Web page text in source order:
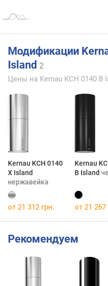
Модификации
Island 2
Цены на Kernau KCH 0140 B
Kernau KCH 0140
X Island
нержавейка
Kernau
B Island
от 21 312 грн. от 21 267
Рекомендуем